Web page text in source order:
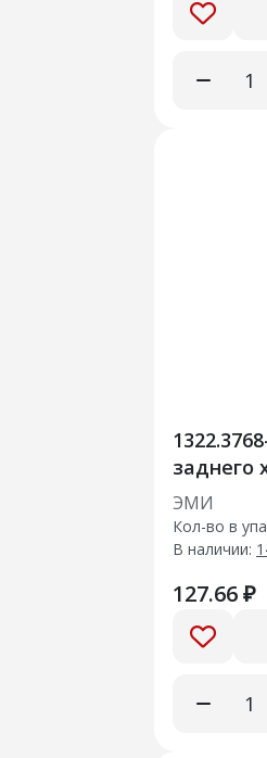
заднего
ЭМИ
Кол-во в
В наличии:
127.66 ₽